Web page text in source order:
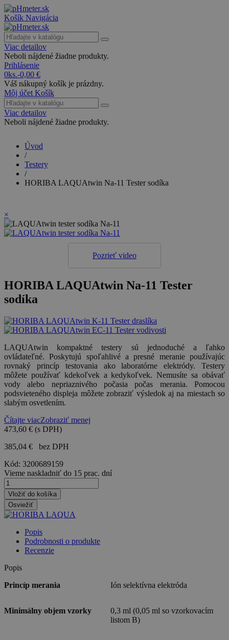
Košík Navigácia
Viac detailov
Neboli nájdené žiadne produkty.
Prihlásenie
0ks.-0,00 €
Váš nákupný košík je prázdny.
Môj účet Košík
Viac detailov
Neboli nájdené žiadne produkty.
Úvod
/
Testery
/
HORIBA LAQUAtwin Na-11 Tester sodíka
×
Pozrieť video
HORIBA LAQUAtwin Na-11 Tester
sodíka
LAQUAtwin kompaktné testery sú jednoduché a ľahko
ovládateľné. Poskytujú spoľahlivé a presné meranie používajúc
rovnaký princíp testovania ako laboratórne elektródy. Testery
môžete používať kdekoľvek a kedykoľvek. Nemusíte sa obávať
vody alebo nepriaznivého počasia počas merania. Pomocou
podsvieteného displeja môžete zobraziť výsledok aj na miestach so
slabým osvetlením.
Čítajte viacZobraziť menej
473,60 € (s DPH)
385,04 €
bez DPH
Kód: 3200689159
Vieme naskladniť do 15 prac. dní
Vložiť do košíka
Popis
Podrobnosti o produkte
Recenzie
Popis
Princíp merania
Ión selektívna elektróda
Minimálny objem vzorky
0,3 ml (0,05 ml so vzorkovacím
listom B)